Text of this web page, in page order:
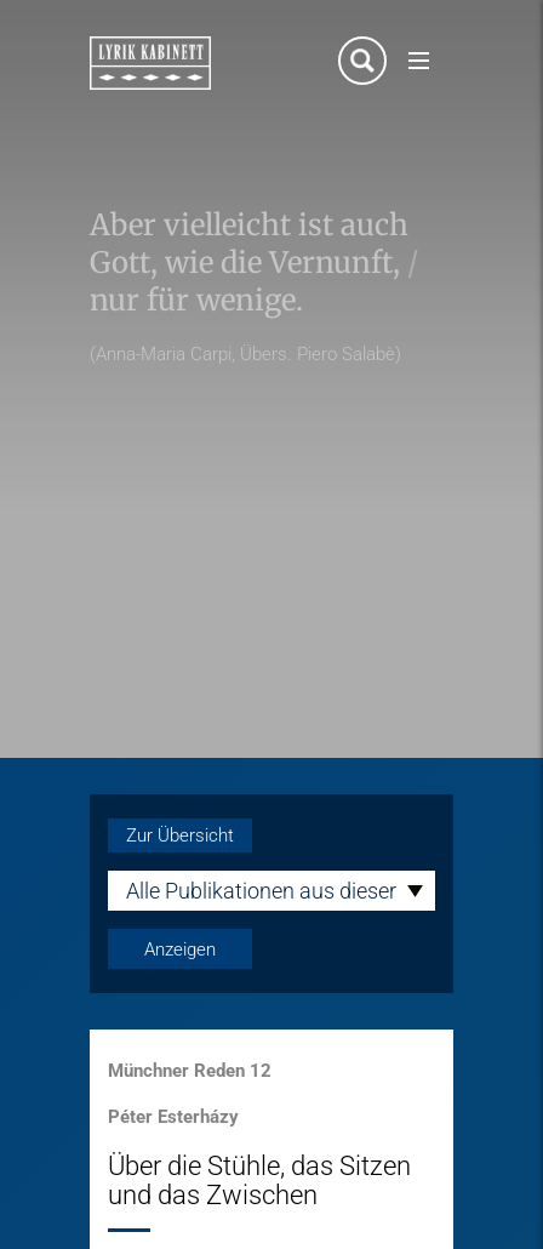
Aber vielleicht ist auch
Gott, wie die Vernunft, /
nur für wenige.
(Anna-Maria Carpi, Übers. Piero Salabè)
Zur Übersicht
Alle Publikationen aus dieser
Münchner Reden 12
Péter Esterházy
Über die Stühle, das Sitzen
und das Zwischen